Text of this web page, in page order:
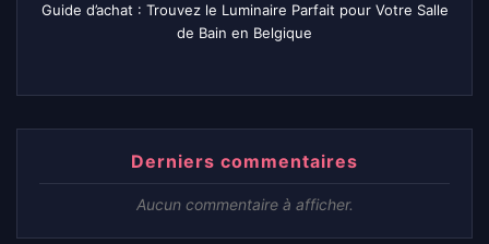
Guide d’achat : Trouvez le Luminaire Parfait pour Votre Salle
de Bain en Belgique
Derniers commentaires
Aucun commentaire à afficher.